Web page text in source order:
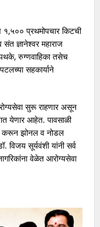
प्रथमोपचार किटची
ज्ञानेश्वर महाराज
पथके, रुग्णवाहिका तसेच
सहकार्याने
सुरू राहणार असून
येणार आहेत. पावसाळी
करून झोनल व नोडल
सूर्यवंशी यांनी सर्व
वेळेत आरोग्यसेवा